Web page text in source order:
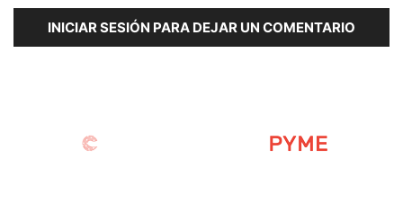
INICIAR SESIÓN PARA DEJAR UN COMENTARIO